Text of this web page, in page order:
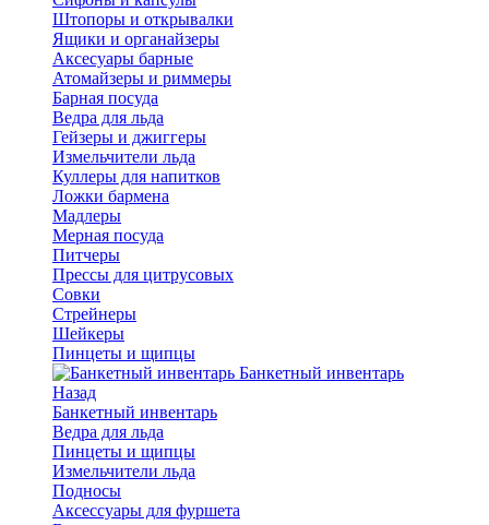
Штопоры и открывалки
Ящики и органайзеры
Аксесуары барные
Атомайзеры и риммеры
Барная посуда
Ведра для льда
Гейзеры и джиггеры
Измельчители льда
Куллеры для напитков
Ложки бармена
Мадлеры
Мерная посуда
Питчеры
Прессы для цитрусовых
Совки
Стрейнеры
Шейкеры
Пинцеты и щипцы
Банкетный инвентарь
Назад
Банкетный инвентарь
Ведра для льда
Пинцеты и щипцы
Измельчители льда
Подносы
Аксессуары для фуршета